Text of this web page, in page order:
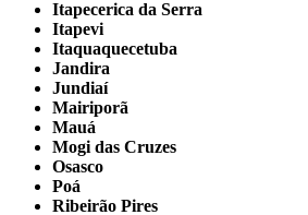
Itapecerica da Serra
Itapevi
Itaquaquecetuba
Jandira
Jundiaí
Mairiporã
Mauá
Mogi das Cruzes
Osasco
Poá
Ribeirão Pires